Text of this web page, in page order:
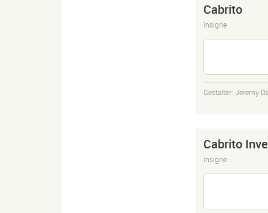
Cabrito
insigne
Gestalter: Jeremy
Cabrito
insigne